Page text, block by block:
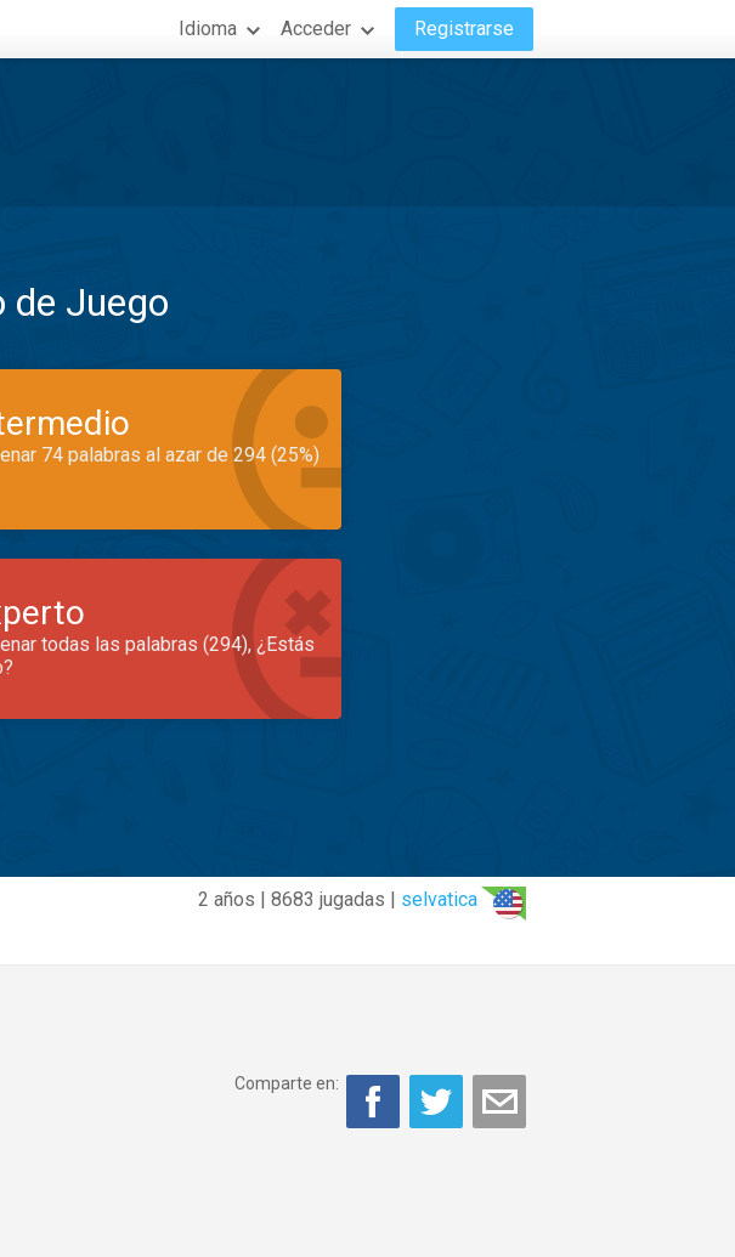
Idioma Acceder Registrarse
de Juego
74 palabras al azar de 294 (25%)
todas las palabras (294), ¿Estás
2 años | 8683 jugadas | selvatica
Comparte en: